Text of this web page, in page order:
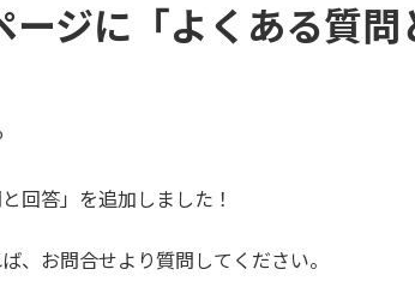
ジに「よくある質問
回答」を追加しました！
、お問合せより質問してください。